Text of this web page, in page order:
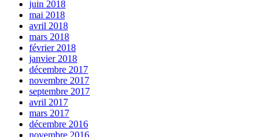
juin 2018
mai 2018
avril 2018
mars 2018
février 2018
janvier 2018
décembre 2017
novembre 2017
septembre 2017
avril 2017
mars 2017
décembre 2016
novembre 2016